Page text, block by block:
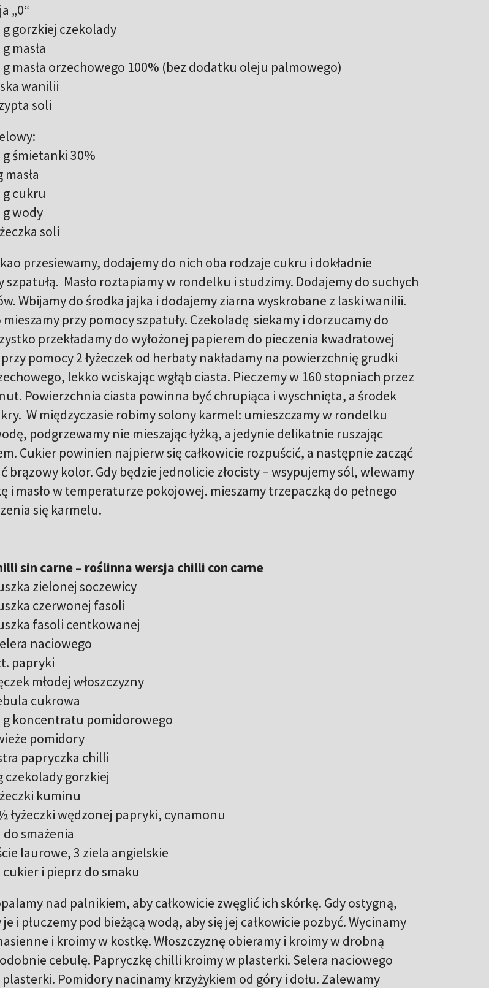
„0“
g gorzkiej czekolady
masła
g masła orzechowego 100% (bez dodatku oleju palmowego)
wanilii
soli
g śmietanki 30%
masła
g cukru
g wody
soli
przesiewamy, dodajemy do nich oba rodzaje cukru i dokładnie
szpatułą. Masło roztapiamy w rondelku i studzimy. Dodajemy do suchych
Wbijamy do środka jajka i dodajemy ziarna wyskrobane z laski wanilii.
mieszamy przy pomocy szpatuły. Czekoladę siekamy i dorzucamy do
przekładamy do wyłożonej papierem do pieczenia kwadratowej
pomocy 2 łyżeczek od herbaty nakładamy na powierzchnię grudki
lekko wciskając wgłąb ciasta. Pieczemy w 160 stopniach przez
Powierzchnia ciasta powinna być chrupiąca i wyschnięta, a środek
W międzyczasie robimy solony karmel: umieszczamy w rondelku
podgrzewamy nie mieszając łyżką, a jedynie delikatnie ruszając
Cukier powinien najpierw się całkowicie rozpuścić, a następnie zacząć
brązowy kolor. Gdy będzie jednolicie złocisty – wsypujemy sól, wlewamy
i masło w temperaturze pokojowej. mieszamy trzepaczką do pełnego
się karmelu.
sin carne – roślinna wersja chilli con carne
zielonej soczewicy
czerwonej fasoli
fasoli centkowanej
naciowego
papryki
młodej włoszczyzny
cukrowa
g koncentratu pomidorowego
pomidory
papryczka chilli
czekolady gorzkiej
kuminu
łyżeczki wędzonej papryki, cynamonu
do smażenia
laurowe, 3 ziela angielskie
i pieprz do smaku
nad palnikiem, aby całkowicie zwęglić ich skórkę. Gdy ostygną,
i płuczemy pod bieżącą wodą, aby się jej całkowicie pozbyć. Wycinamy
i kroimy w kostkę. Włoszczyznę obieramy i kroimy w drobną
cebulę. Papryczkę chilli kroimy w plasterki. Selera naciowego
Pomidory nacinamy krzyżykiem od góry i dołu. Zalewamy